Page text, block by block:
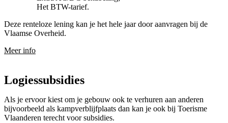
Het BTW-tarief.
Deze renteloze lening kan je het hele jaar door aanvragen bij de
Vlaamse Overheid.
Meer info
Logiessubsidies
Als je ervoor kiest om je gebouw ook te verhuren aan anderen
bijvoorbeeld als kampverblijfplaats dan kan je ook bij Toerisme
Vlaanderen terecht voor subsidies.